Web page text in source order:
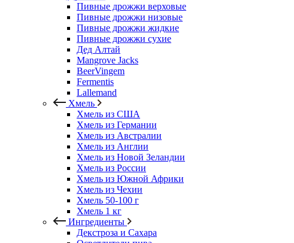
Пивные дрожжи верховые
Пивные дрожжи низовые
Пивные дрожжи жидкие
Пивные дрожжи сухие
Дед Алтай
Mangrove Jacks
BeerVingem
Fermentis
Lallemand
Хмель
Хмель из США
Хмель из Германии
Хмель из Австралии
Хмель из Англии
Хмель из Новой Зеландии
Хмель из России
Хмель из Южной Африки
Хмель из Чехии
Хмель 50-100 г
Хмель 1 кг
Ингредиенты
Декстроза и Сахара